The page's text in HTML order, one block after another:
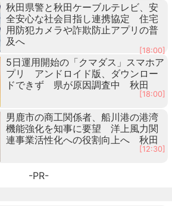
秋田県警と秋田ケーブルテレビ、安
全安心な社会目指し連携協定 住宅
用防犯カメラや詐欺防止アプリの普
及へ
[18:00]
5日運用開始の「クマダス」スマホア
プリ アンドロイド版、ダウンロー
ドできず 県が原因調査中 秋田
[18:00]
男鹿市の商工関係者、船川港の港湾
機能強化を知事に要望 洋上風力関
連事業活性化への役割向上へ 秋田
[12:30]
-PR-